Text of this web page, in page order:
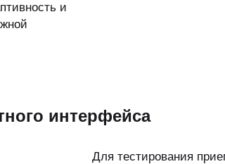
и
интерфейса
Для тестирования